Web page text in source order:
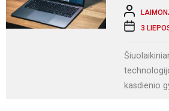
3
kasdienio